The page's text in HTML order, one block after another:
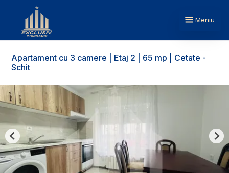
Meniu
Apartament cu 3 camere | Etaj 2 | 65 mp | Cetate -
Schit
Previous